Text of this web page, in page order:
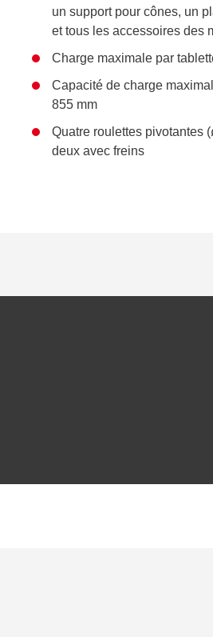
un support pour cônes, un
et tous les accessoires des
Charge maximale par
Capacité de charge
855 mm
Quatre roulettes pivotantes
deux avec freins